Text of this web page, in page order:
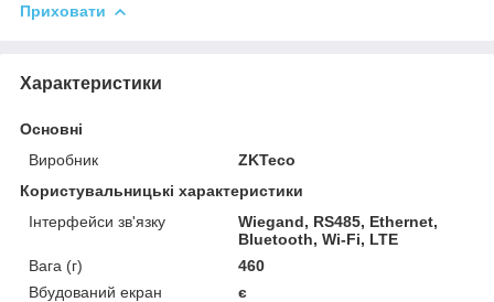
Приховати
Характеристики
Основні
Виробник
ZKTeco
Користувальницькі характеристики
Інтерфейси зв'язку
Wiegand, RS485, Ethernet,
Bluetooth, Wi-Fi, LTE
Вага (г)
460
Вбудований екран
є